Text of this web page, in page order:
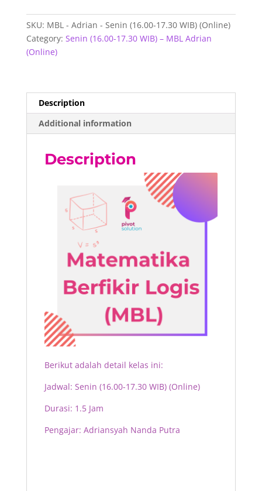
Senin
(16.00-
17.30
SKU: MBL - Adrian - Senin (16.00-17.30 WIB) (Online)
Category: Senin (16.00-17.30 WIB) – MBL Adrian
(Online)
Description
Additional information
Description
Berikut adalah detail kelas ini:
Jadwal: Senin (16.00-17.30 WIB) (Online)
Durasi: 1.5 Jam
Pengajar: Adriansyah Nanda Putra